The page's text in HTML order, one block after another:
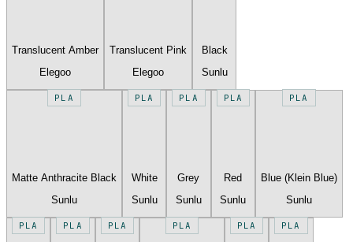
Translucent Amber
Elegoo
Translucent Pink
Elegoo
Black
Sunlu
PLA
Matte Anthracite Black
Sunlu
PLA
White
Sunlu
PLA
Grey
Sunlu
PLA
Red
Sunlu
PLA
Blue (Klein Blue)
Sunlu
PLA PLA PLA PLA PLA PLA